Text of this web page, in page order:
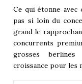
Ce qui étonne avec
pas si loin du
grand le
concurrents
grosses berlines
croissance pour les